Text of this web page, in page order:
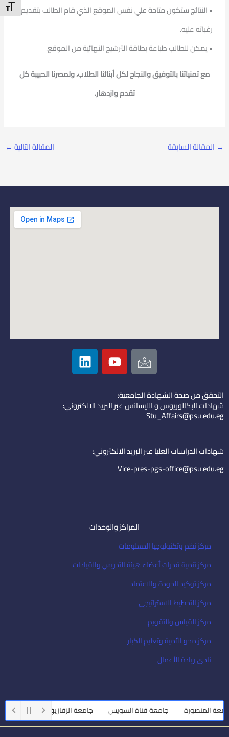
• النتائج ستكون متاحة علي نفس الموقع الذي قام الطالب بتقديم
رغباته عليه.
• يمكن للطالب طباعة بطاقة الترشيح النهائية من الموقع.
مع تمنياتنا بالتوفيق والنجاح لكل أبنائنا الطلاب، ولمصرنا الحبيبة كل
تقدم وازدهار.
→ المقالة السابقة المقالة التالية ←
I
c
o
n
-
e
i
l
Y
o
u
u
b
L
i
n
e
d
التحقق من صحة الشهادة الجامعية:
شهادات البكالوريوس و الليسانس عبر البريد الالكتروني:
Stu_Affairs@psu.edu.eg
شهادات الدراسات العليا عبر البريد الالكتروني:
Vice-pres-pgs-office@psu.edu.eg
المراكز والوحدات
مركز نظم وتكنولوجيا المعلومات
مركز تنمية قدرات أعضاء هيئة التدريس والقيادات
مركز توكيد الجودة والاعتماد
مركز التخطيط الاستراتيجى
مركز القياس والتقويم
مركز محو الأمية وتعليم الكبار
نادى ريادة الأعمال
المنصورة جامعة قناة السويس جامعة الزقازيق جامعة